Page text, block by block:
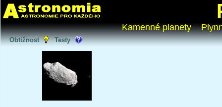
Kamenné planety
Obtížnost Testy